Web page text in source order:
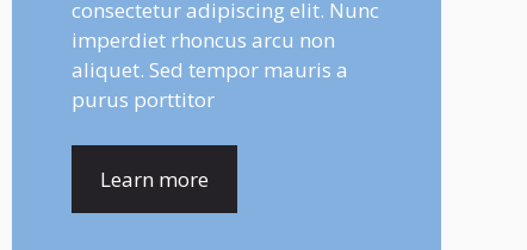
consectetur adipiscing elit. Nunc
imperdiet rhoncus arcu non
aliquet. Sed tempor mauris a
purus porttitor
Learn more